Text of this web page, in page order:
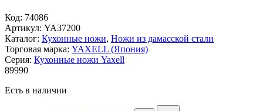
Код: 74086
Артикул: YA37200
Каталог: Кухонные ножи, Ножи из дамасской стали
Торговая марка: YAXELL (Япония)
Серия: Кухонные ножи Yaxell
89990
Есть в наличии